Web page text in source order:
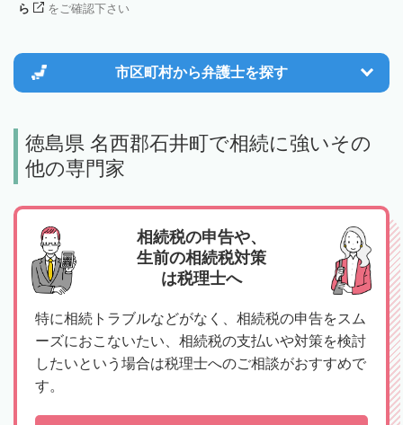
ら
をご確認下さい
市区町村から弁護士を探す
徳島県 名西郡石井町で相続に強いその
他の専門家
相続税の申告や、
生前の相続税対策
は税理士へ
特に相続トラブルなどがなく、相続税の申告をスム
ーズにおこないたい、相続税の支払いや対策を検討
したいという場合は税理士へのご相談がおすすめで
す。